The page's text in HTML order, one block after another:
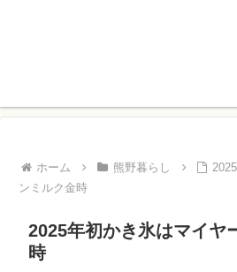
ホーム 熊野暮らし
ンミルク金時
2025年初かき氷はマイヤ
時